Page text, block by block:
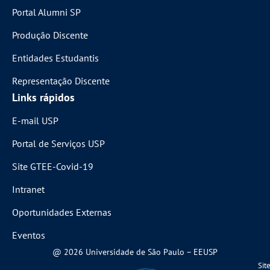
Portal Alumni SP
Produção Discente
Entidades Estudantis
Representação Discente
Links rápidos
E-mail USP
Portal de Serviços USP
Site GTEE-Covid-19
Intranet
Oportunidades Externas
Eventos
@ 2026 Universidade de São Paulo – EEUSP
Site